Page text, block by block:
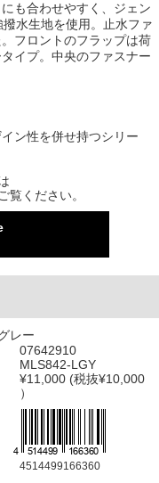
も合わせやすく、ジェン
水生地を使用。止水ファ
フロントのフラップは荷
イプ。中央のファスナー
ン性を併せ持つシリー
覧ください。
レー
07642910
MLS842-LGY
¥11,000 (税抜¥10,000
）
4514499166360